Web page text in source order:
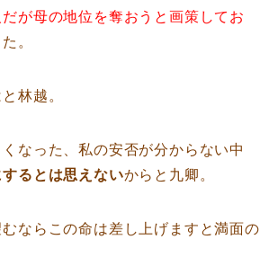
が母の地位を奪おうと画策してお
。
林越。
なった、私の安否が分からない中
るとは思えないからと九卿。
ならこの命は差し上げますと満面の